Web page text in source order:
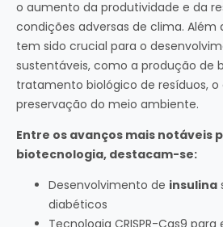
o aumento da produtividade e da
condições adversas de clima. Além
tem sido crucial para o
sustentáveis, como a produção de
tratamento biológico de resíduos,
preservação do meio ambiente.
Entre os avanços mais notáveis
biotecnologia, destacam-se:
Desenvolvimento de insulina
diabéticos
Tecnologia CRISPR-Cas9